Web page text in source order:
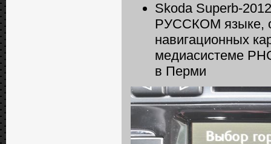
Skoda Superb-
РУССКОМ языке,
навигационных
медиасистеме
в Перми